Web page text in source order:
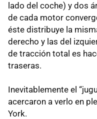
lado del coche) y dos
de cada motor
éste distribuye la
derecho y las del
de tracción total es
traseras.
Inevitablemente el
acercaron a verlo en
York.